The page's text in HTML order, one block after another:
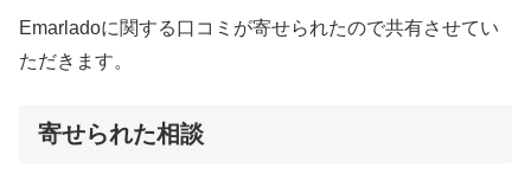
Emarladoに関する口コミが寄せられたので共有させてい
ただきます。
寄せられた相談